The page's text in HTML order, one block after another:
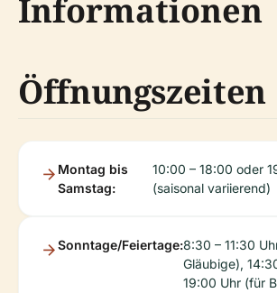
Informationen
Öffnungszeiten
Montag bis
Samstag:
10:00 – 18:00 oder
(saisonal variierend)
Sonntage/Feiertage:8:30 – 11:30
Gläubige),
19:00 Uhr (für